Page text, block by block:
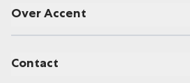
Over Accent
Contact